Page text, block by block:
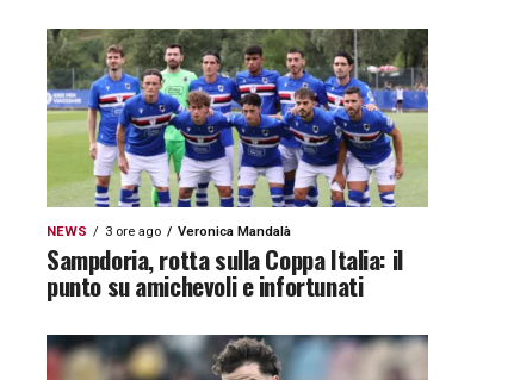
NEWS 3 ore ago Veronica Mandalà
Sampdoria, rotta sulla Coppa Italia: il
punto su amichevoli e infortunati